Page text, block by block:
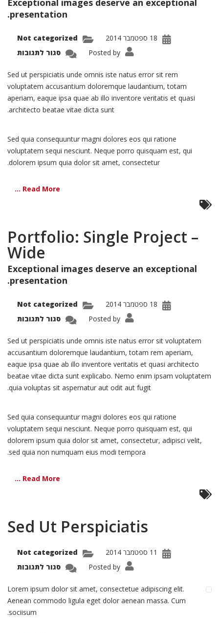
format_underlined הוסף קו תחתון לקישורים
לאפס את כל האפשרויות
Exceptional images deserve an exceptional
presentation.
18 ספטמבר 2014
Not categorized
Posted by
סגור לתגובותעל
–
Split
Sed ut perspiciatis unde omnis iste natus error sit rem
voluptatem accusantium doloremque laudantium, totam
aperiam, eaque ipsa quae ab illo inventore veritatis et quasi
architecto beatae vitae dicta sunt.
Sed quia consequuntur magni dolores eos qui ratione
voluptatem sequi nesciunt. Neque porro quisquam est, qui
dolorem ipsum quia dolor sit amet, consectetur.
Read More ...
Portfolio: Single Project –
Wide
Exceptional images deserve an exceptional
presentation.
18 ספטמבר 2014
Not categorized
Posted by
סגור לתגובותעל
–
Sed ut perspiciatis unde omnis iste natus error sit voluptatem
accusantium doloremque laudantium, totam rem aperiam,
eaque ipsa quae ab illo inventore veritatis et quasi architecto
beatae vitae dicta sunt explicabo. Nemo enim ipsam voluptatem
quia voluptas sit aspernatur aut odit aut fugit.
Sed quia consequuntur magni dolores eos qui ratione
voluptatem sequi nesciunt. Neque porro quisquam est, qui
dolorem ipsum quia dolor sit amet, consectetur, adipisci velit,
sed quia non numquam eius modi tempora.
Read More ...
Sed Ut Perspiciatis
11 ספטמבר 2014
Not categorized
Posted by
סגור לתגובותעל
Lorem ipsum dolor sit amet, consectetue adipiscing elit.
Aenean commodo ligula eget dolor aenean massa. Cum
sociisum.